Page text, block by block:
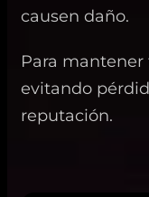
causen daño.
Para
evitando
reputación.